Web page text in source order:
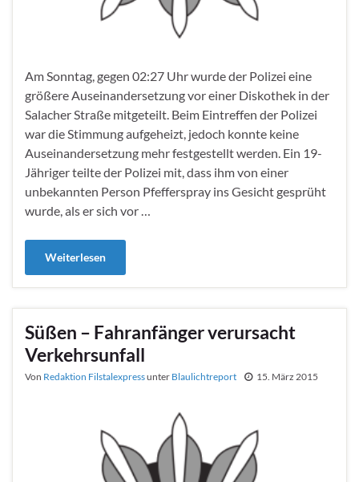
Am Sonntag, gegen 02:27 Uhr wurde der Polizei eine
größere Auseinandersetzung vor einer Diskothek in der
Salacher Straße mitgeteilt. Beim Eintreffen der Polizei
war die Stimmung aufgeheizt, jedoch konnte keine
Auseinandersetzung mehr festgestellt werden. Ein 19-
Jähriger teilte der Polizei mit, dass ihm von einer
unbekannten Person Pfefferspray ins Gesicht gesprüht
wurde, als er sich vor …
Weiterlesen
Süßen – Fahranfänger verursacht
Verkehrsunfall
Von Redaktion Filstalexpressunter Blaulichtreport 15. März 2015